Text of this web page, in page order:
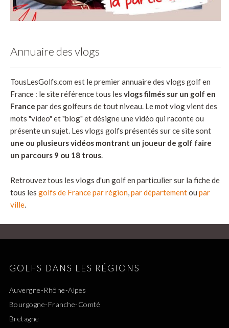
Annuaire des vlogs
TousLesGolfs.com est le premier annuaire des vlogs golf en
France : le site référence tous les vlogs filmés sur un golf en
France par des golfeurs de tout niveau. Le mot vlog vient des
mots "video" et "blog" et désigne une vidéo qui raconte ou
présente un sujet. Les vlogs golfs présentés sur ce site sont
une ou plusieurs vidéos montrant un joueur de golf faire
un parcours 9 ou 18 trous.
Retrouvez tous les vlogs d'un golf en particulier sur la fiche de
tous les golfs de France par région,par départementou par
ville.
GOLFS DANS LES RÉGIONS
Auvergne-Rhône-Alpes
Bourgogne-Franche-Comté
Bretagne